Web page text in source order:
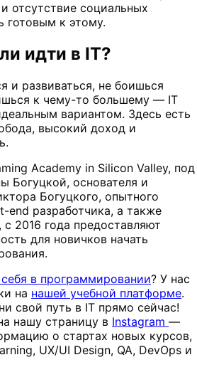
отсутствие социальных
готовым к этому.
идти в IT?
и развиваться, не боишься
к чему-то большему — IT
вариантом. Здесь есть
высокий доход и
Academy in Silicon Valley, под
Богуцкой, основателя и
Богуцкого, опытного
end разработчика, а также
2016 года предоставляют
для новичков начать
в программировании? У нас
на нашей учебной платформе.
свой путь в IT прямо сейчас!
нашу страницу в Instagram —
о стартах новых курсов,
UX/UI Design, QA, DevOps и